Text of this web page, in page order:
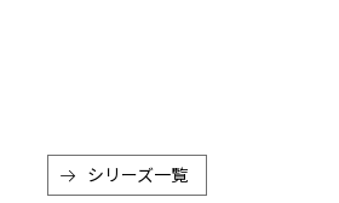
シリーズ一覧